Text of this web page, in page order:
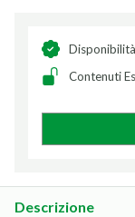
Contenuti
Descrizione